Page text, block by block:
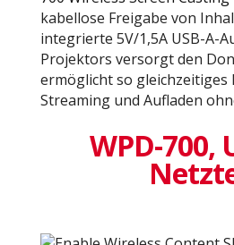
kabellose Freigabe von
integrierte 5V/1,5A USB-A-
Projektors versorgt den
ermöglicht so gleichzeitiges
Streaming und Aufladen
WPD-700,